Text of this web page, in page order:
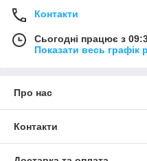
Контакти
Сьогодні працює з
Показати весь графік
Про нас
Контакти